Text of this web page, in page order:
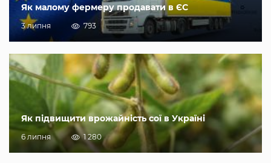
Як малому фермеру продавати в ЄС
3 липня 793
Як підвищити врожайність сої в Україні
6 липня 1 280